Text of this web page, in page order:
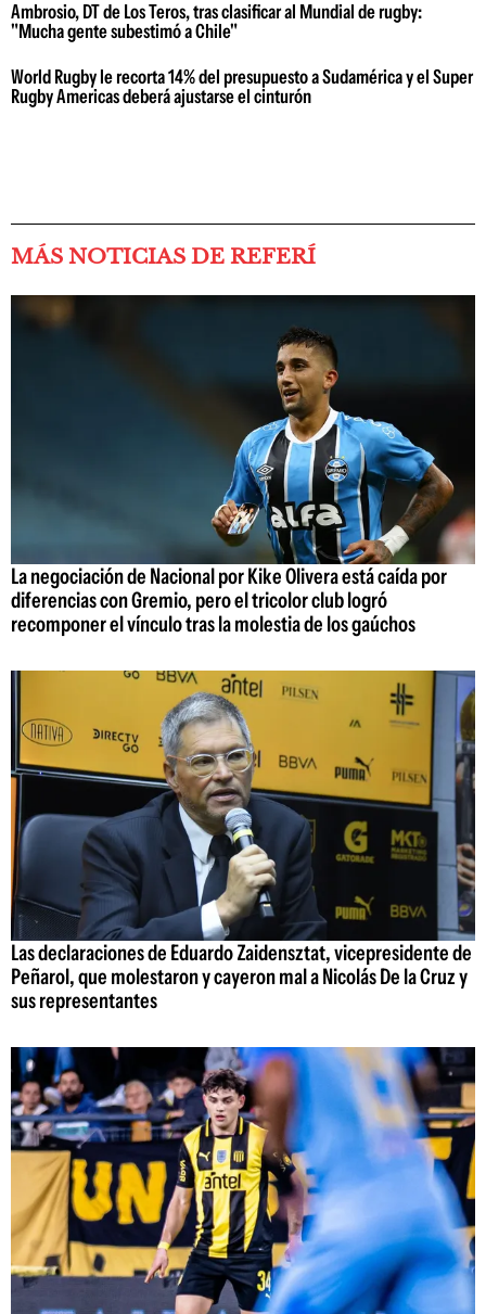
Ambrosio, DT de Los Teros, tras clasificar al Mundial de rugby:
"Mucha gente subestimó a Chile"
World Rugby le recorta 14% del presupuesto a Sudamérica y el Super
Rugby Americas deberá ajustarse el cinturón
MÁS NOTICIAS DE REFERÍ
La negociación de Nacional por Kike Olivera está caída por
diferencias con Gremio, pero el tricolor club logró
recomponer el vínculo tras la molestia de los gaúchos
Las declaraciones de Eduardo Zaidensztat, vicepresidente de
Peñarol, que molestaron y cayeron mal a Nicolás De la Cruz y
sus representantes